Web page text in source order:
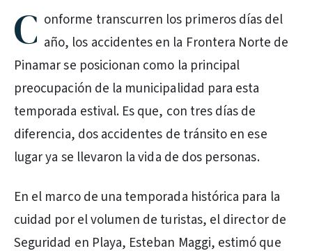
C onforme transcurren los primeros días del
año, los accidentes en la Frontera Norte de
Pinamar se posicionan como la principal
preocupación de la municipalidad para esta
temporada estival. Es que, con tres días de
diferencia, dos accidentes de tránsito en ese
lugar ya se llevaron la vida de dos personas.
En el marco de una temporada histórica para la
cuidad por el volumen de turistas, el director de
Seguridad en Playa, Esteban Maggi, estimó que